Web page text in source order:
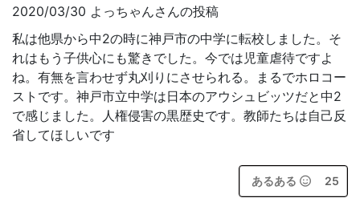
2020/03/30 よっちゃんさんの投稿
私は他県から中2の時に神戸市の中学に転校しました。そ
れはもう子供心にも驚きでした。今では児童虐待ですよ
ね。有無を言わせず丸刈りにさせられる。まるでホロコー
ストです。神戸市立中学は日本のアウシュビッツだと中2
で感じました。人権侵害の黒歴史です。教師たちは自己反
省してほしいです
あるある 25